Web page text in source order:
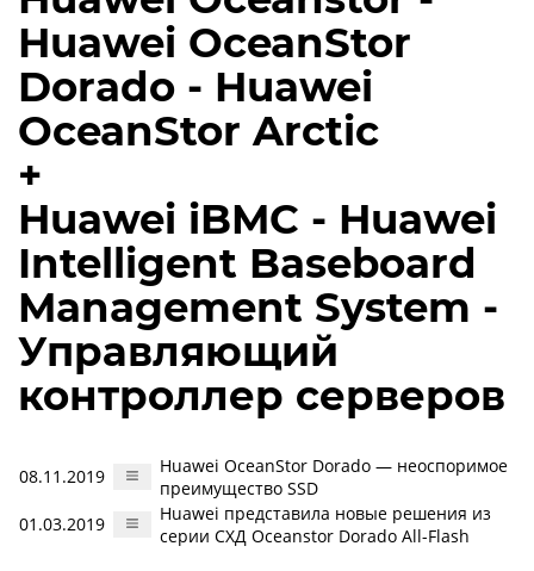
Huawei OceanStor
Dorado - Huawei
OceanStor Arctic
+
Huawei iBMC - Huawei
Intelligent Baseboard
Management System -
Управляющий
контроллер серверов
08.11.2019
Huawei OceanStor Dorado — неоспоримое
преимущество SSD
01.03.2019
Huawei представила новые решения из
серии СХД Oceanstor Dorado All-Flash